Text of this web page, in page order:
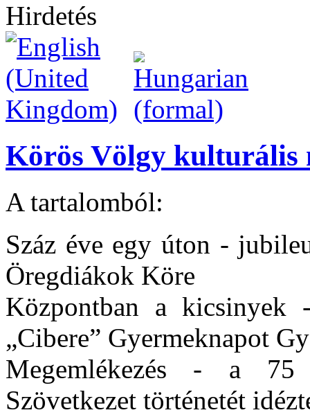
Hirdetés
Körös Völgy kulturális
A tartalomból:
Száz éve egy úton -
Öregdiákok Köre
Központban a kicsinyek
„Cibere” Gyermeknapot
Megemlékezés - a 75
Szövetkezet történetét